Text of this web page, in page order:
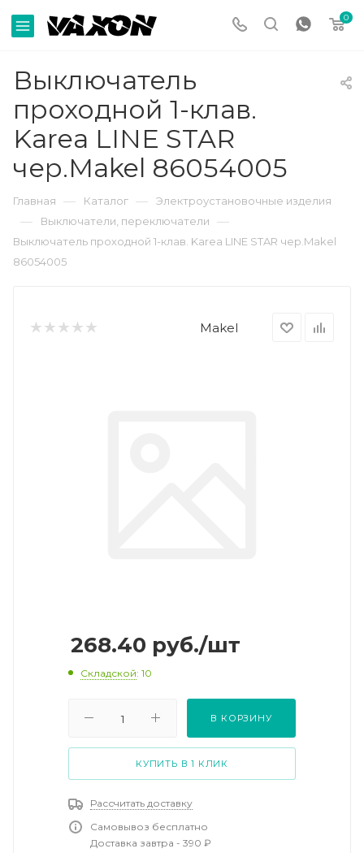
0
Выключатель
проходной 1-клав.
Karea LINE STAR
чер.Makel 86054005
Главная — Каталог — Электроустановочные изделия
— Выключатели, переключатели —
Выключатель проходной 1-клав. Karea LINE STAR чер.Makel
86054005
Makel
268.40 руб./шт
Складской: 10
В КОРЗИНУ
КУПИТЬ В 1 КЛИК
Рассчитать доставку
Самовывоз бесплатно
Доставка завтра - 390 ₽